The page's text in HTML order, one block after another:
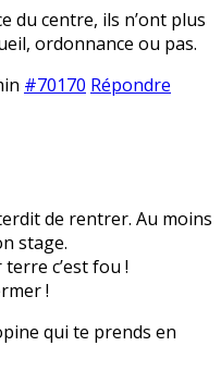
du centre, ils n’ont plus
ordonnance ou pas.
#70170 Répondre
de rentrer. Au moins
stage.
c’est fou !
!
qui te prends en